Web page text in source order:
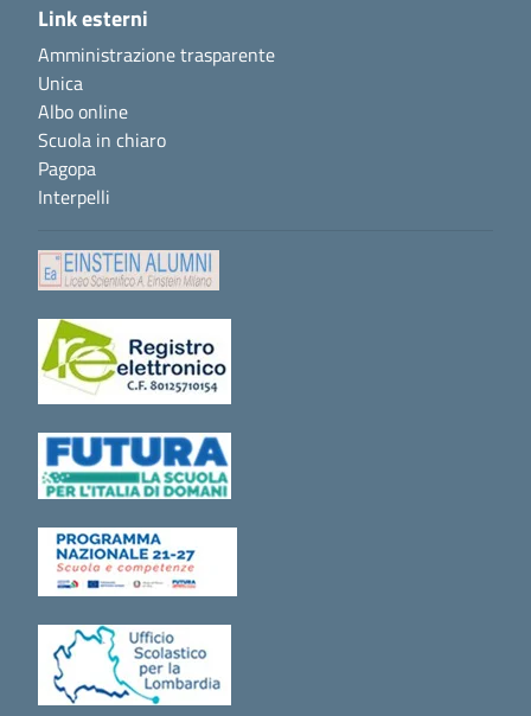
Link esterni
Amministrazione trasparente
Unica
Albo online
Scuola in chiaro
Pagopa
Interpelli